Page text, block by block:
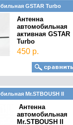
GSTAR Turbo
Антенна
автомобильная
активная GSTAR
Turbo
450 р.
Mr.STBOUSH II
Антенна
автомобильная
Mr.STBOUSH II